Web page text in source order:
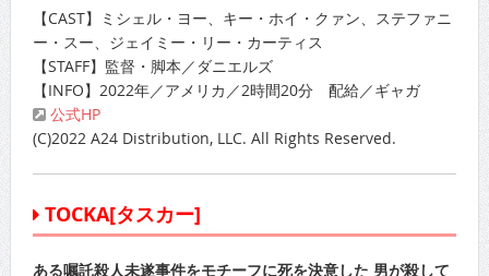
【CAST】ミシェル・ヨー、キー・ホイ・クァン、ステファニ
ー・スー、ジェイミー・リー・カーティス
【STAFF】監督・脚本／ダニエルズ
【INFO】2022年／アメリカ／2時間20分 配給／ギャガ
公式HP
(C)2022 A24 Distribution, LLC. All Rights Reserved.
TOCKA[タスカー]
ある嘱託殺人未遂事件をモチーフに死を決意した 男が殺して